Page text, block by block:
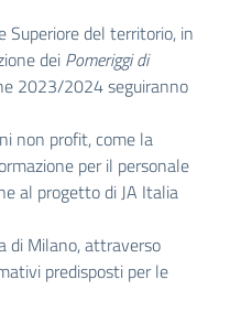
del territorio, in
dei Pomeriggi di
2023/2024 seguiranno
non profit, come la
per il personale
al progetto di JA Italia
di Milano, attraverso
predisposti per le